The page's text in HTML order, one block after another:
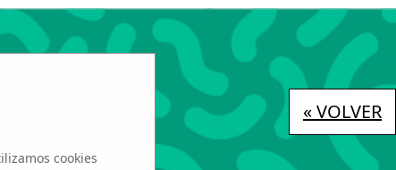
« VOLVER
cookies